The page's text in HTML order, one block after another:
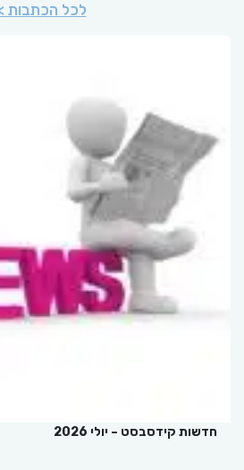
לכל הכתבות
חדשות קידסבסט – יולי 2026